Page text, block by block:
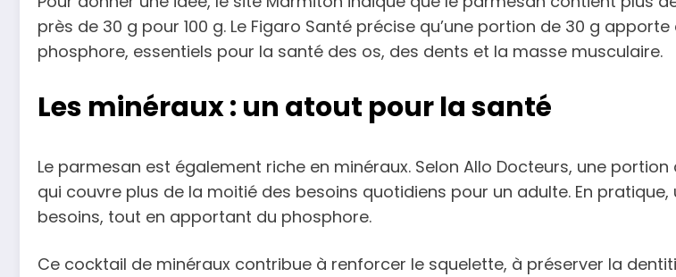
près de 30 g pour 100 g. Le Figaro Santé précise qu’une portion de 30 g
phosphore, essentiels pour la santé des os, des dents et la masse musculaire.
Les minéraux : un atout pour la santé
Le parmesan est également riche en minéraux. Selon Allo Docteurs, une
qui couvre plus de la moitié des besoins quotidiens pour un adulte. En
besoins, tout en apportant du phosphore.
Ce cocktail de minéraux contribue à renforcer le squelette, à préserver la